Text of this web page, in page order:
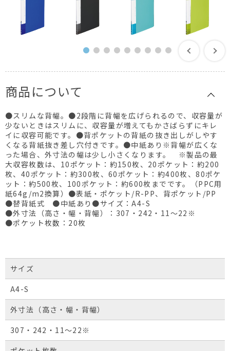
商品について
●スリムな背幅。●2段階に背幅を広げられるので、収容量が
少ないときはスリムに、収容量が増えてもかさばらずにキレ
イに収容可能です。●背ポケットの背紙の抜き出しがしやす
くなる背紙抜き差し穴付きです。●中紙あり※背幅が広くな
った場合、外寸法の幅は少し小さくなります。 ※製品の最
大収容枚数は、10ポケット：約150枚、20ポケット：約200
枚、40ポケット：約300枚、60ポケット：約400枚、80ポケ
ット：約500枚、100ポケット：約600枚までです。（PPC用
紙64g/m2換算）●表紙・ポケット/R-PP、背ポケット/PP
●替背紙式 ●中紙あり●サイズ：A4-S
●外寸法（高さ・幅・背幅）：307・242・11～22※
●ポケット枚数：20枚
サイズ
A4-S
外寸法（高さ・幅・背幅）
307・242・11～22※